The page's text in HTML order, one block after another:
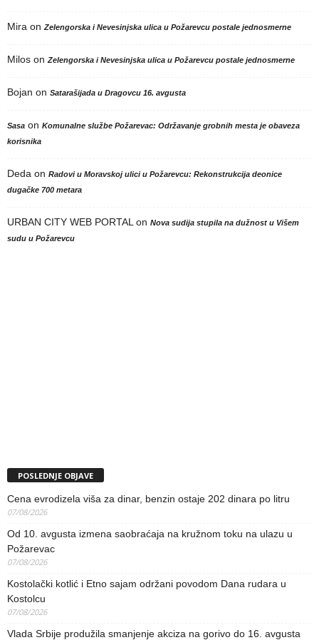
Mira on Zelengorska i Nevesinjska ulica u Požarevcu postale jednosmerne
Milos on Zelengorska i Nevesinjska ulica u Požarevcu postale jednosmerne
Bojan on Satarašijada u Dragovcu 16. avgusta
Sasa on Komunalne službe Požarevac: Održavanje grobnih mesta je obaveza
korisnika
Deda on Radovi u Moravskoj ulici u Požarevcu: Rekonstrukcija deonice
dugačke 700 metara
URBAN CITY WEB PORTAL on Nova sudija stupila na dužnost u Višem
sudu u Požarevcu
POSLEDNJE OBJAVE
Cena evrodizela viša za dinar, benzin ostaje 202 dinara po litru
07/08/2026
Od 10. avgusta izmena saobraćaja na kružnom toku na ulazu u
Požarevac
07/08/2026
Kostolački kotlić i Etno sajam održani povodom Dana rudara u
Kostolcu
07/08/2026
Vlada Srbije produžila smanjenje akciza na gorivo do 16. avgusta